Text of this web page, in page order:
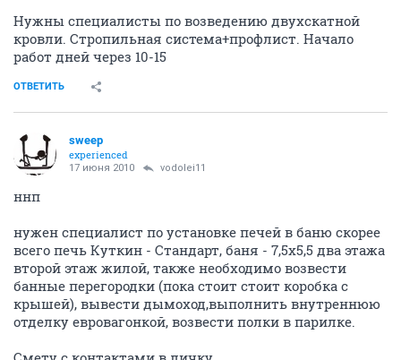
Нужны специалисты по возведению двухскатной
кровли. Стропильная система+профлист. Начало
работ дней через 10-15
ОТВЕТИТЬ
sweep
experienced
17 июня 2010 vodolei11
ннп
нужен специалист по установке печей в баню скорее
всего печь Куткин - Стандарт, баня - 7,5х5,5 два этажа
второй этаж жилой, также необходимо возвести
банные перегородки (пока стоит стоит коробка с
крышей), вывести дымоход,выполнить внутреннюю
отделку евровагонкой, возвести полки в парилке.